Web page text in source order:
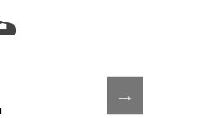
de Costura